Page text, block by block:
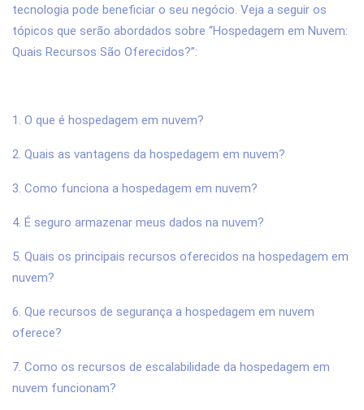
tecnologia pode beneficiar o seu negócio. Veja a seguir os
tópicos que serão abordados sobre “Hospedagem em Nuvem:
Quais Recursos São Oferecidos?”:
1. O que é hospedagem em nuvem?
2. Quais as vantagens da hospedagem em nuvem?
3. Como funciona a hospedagem em nuvem?
4. É seguro armazenar meus dados na nuvem?
5. Quais os principais recursos oferecidos na hospedagem em
nuvem?
6. Que recursos de segurança a hospedagem em nuvem
oferece?
7. Como os recursos de escalabilidade da hospedagem em
nuvem funcionam?